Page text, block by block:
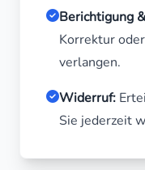
Berichtigung
Korrektur
verlangen.
Widerruf:
Sie jederzeit